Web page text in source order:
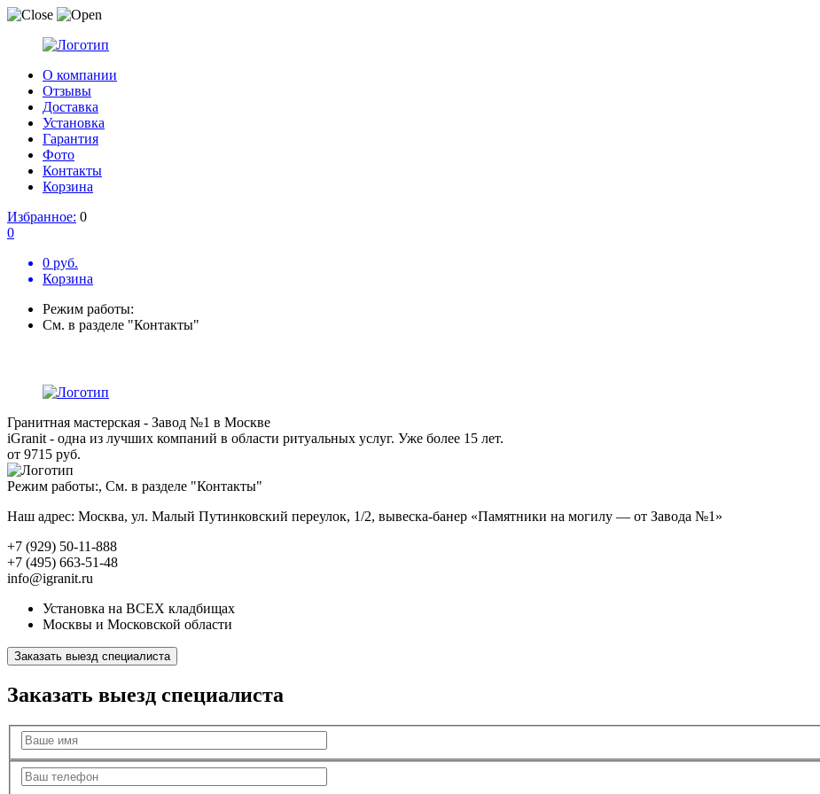
О компании
Отзывы
Доставка
Установка
Гарантия
Фото
Контакты
Корзина
Избранное: 0
0
0 руб.
Корзина
Режим работы:
См. в разделе "Контакты"
Гранитная мастерская - Завод №1 в Москве
iGranit - одна из лучших компаний в области ритуальных услуг. Уже более 15 лет.
от 9715 руб.
Режим работы:, См. в разделе "Контакты"
Наш адрес: Москва, ул. Малый Путинковский переулок, 1/2, вывеска-банер «Памятники на могилу — от Завода №1»
+7 (929) 50-11-888
+7 (495) 663-51-48
info@igranit.ru
Установка на ВСЕХ кладбищах
Москвы и Московской области
Заказать выезд специалиста
Заказать выезд специалиста